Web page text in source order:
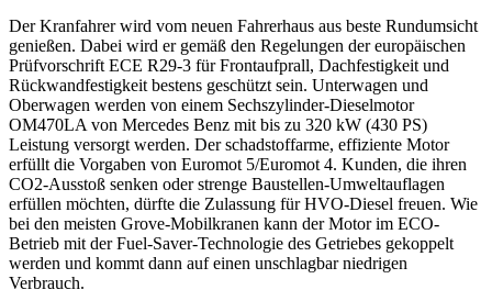
Der Kranfahrer wird vom neuen Fahrerhaus aus beste Rundumsicht
genießen. Dabei wird er gemäß den Regelungen der europäischen
Prüfvorschrift ECE R29-3 für Frontaufprall, Dachfestigkeit und
Rückwandfestigkeit bestens geschützt sein. Unterwagen und
Oberwagen werden von einem Sechszylinder-Dieselmotor
OM470LA von Mercedes Benz mit bis zu 320 kW (430 PS)
Leistung versorgt werden. Der schadstoffarme, effiziente Motor
erfüllt die Vorgaben von Euromot 5/Euromot 4. Kunden, die ihren
CO2-Ausstoß senken oder strenge Baustellen-Umweltauflagen
erfüllen möchten, dürfte die Zulassung für HVO-Diesel freuen. Wie
bei den meisten Grove-Mobilkranen kann der Motor im ECO-
Betrieb mit der Fuel-Saver-Technologie des Getriebes gekoppelt
werden und kommt dann auf einen unschlagbar niedrigen
Verbrauch.